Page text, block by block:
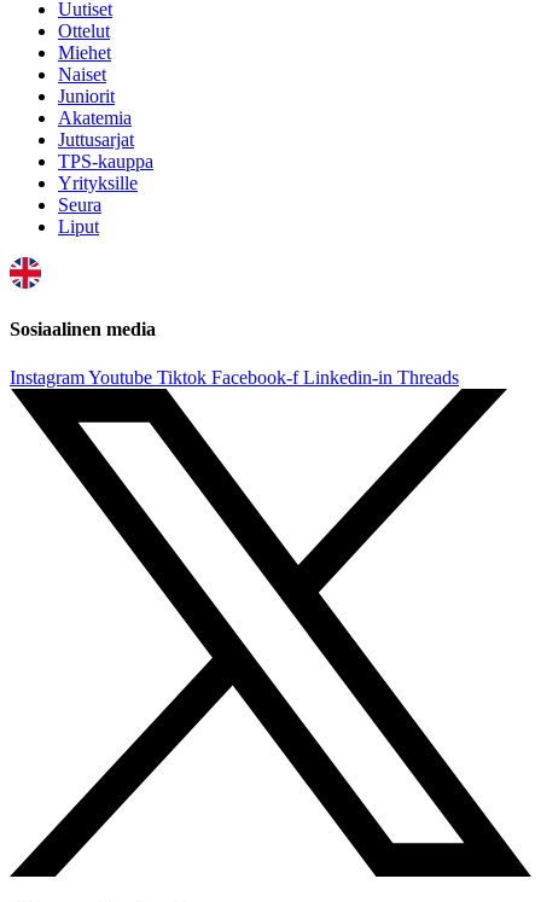
Uutiset
Ottelut
Miehet
Naiset
Juniorit
Akatemia
Juttusarjat
TPS-kauppa
Yrityksille
Seura
Liput
Sosiaalinen media
InstagramYoutube Tiktok Facebook-f Linkedin-in Threads